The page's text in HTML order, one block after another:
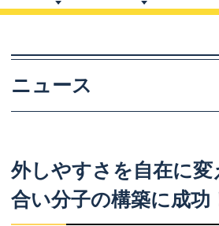
ニュース
外しやすさを自在に変
合い分子の構築に成功